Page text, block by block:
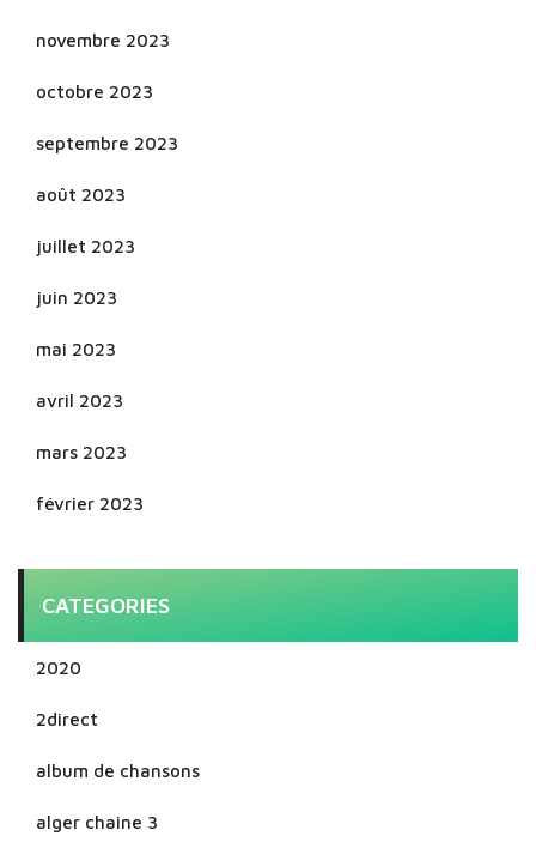
novembre 2023
octobre 2023
septembre 2023
août 2023
juillet 2023
juin 2023
mai 2023
avril 2023
mars 2023
février 2023
CATEGORIES
2020
2direct
album de chansons
alger chaine 3